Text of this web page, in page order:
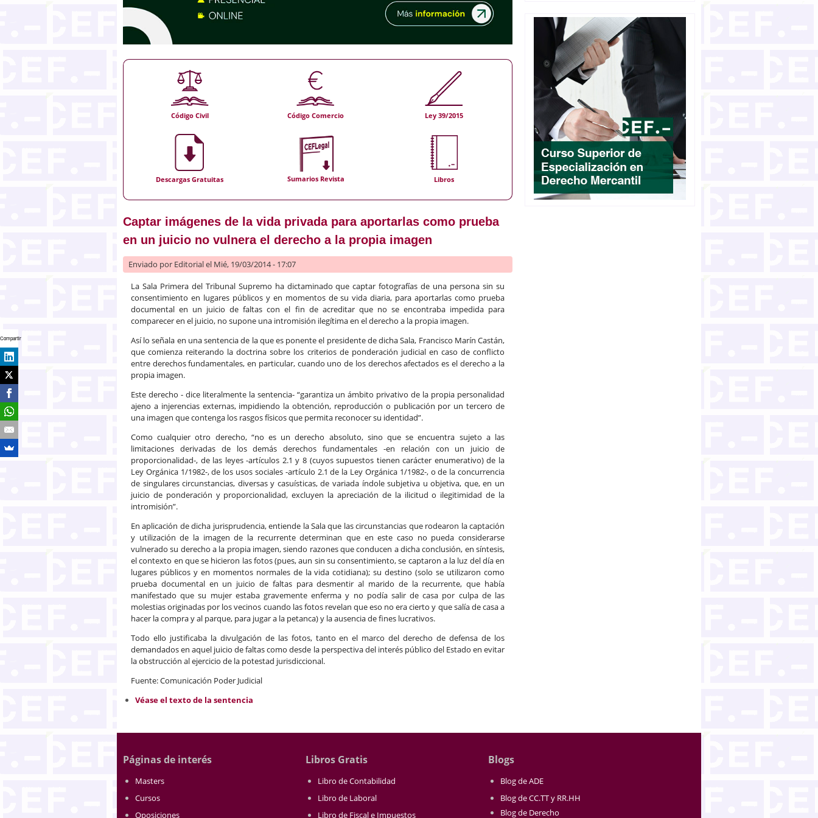
Código Civil Código Comercio Ley 39/2015
Descargas Gratuitas Sumarios Revista Libros
Captar imágenes de la vida privada para aportarlas como prueba
en un juicio no vulnera el derecho a la propia imagen
Enviado por Editorialel Mié, 19/03/2014 - 17:07
La Sala Primera del Tribunal Supremo ha dictaminado que captar fotografías de una persona sin su
consentimiento en lugares públicos y en momentos de su vida diaria, para aportarlas como prueba
documental en un juicio de faltas con el fin de acreditar que no se encontraba impedida para
comparecer en el juicio, no supone una intromisión ilegítima en el derecho a la propia imagen.
Así lo señala en una sentencia de la que es ponente el presidente de dicha Sala, Francisco Marín Castán,
que comienza reiterando la doctrina sobre los criterios de ponderación judicial en caso de conflicto
entre derechos fundamentales, en particular, cuando uno de los derechos afectados es el derecho a la
propia imagen.
Este derecho - dice literalmente la sentencia- “garantiza un ámbito privativo de la propia personalidad
ajeno a injerencias externas, impidiendo la obtención, reproducción o publicación por un tercero de
una imagen que contenga los rasgos físicos que permita reconocer su identidad”.
Como cualquier otro derecho, “no es un derecho absoluto, sino que se encuentra sujeto a las
limitaciones derivadas de los demás derechos fundamentales -en relación con un juicio de
proporcionalidad-, de las leyes -artículos 2.1 y 8 (cuyos supuestos tienen carácter enumerativo) de la
Ley Orgánica 1/1982-, de los usos sociales -artículo 2.1 de la Ley Orgánica 1/1982-, o de la concurrencia
de singulares circunstancias, diversas y casuísticas, de variada índole subjetiva u objetiva, que, en un
juicio de ponderación y proporcionalidad, excluyen la apreciación de la ilicitud o ilegitimidad de la
intromisión”.
En aplicación de dicha jurisprudencia, entiende la Sala que las circunstancias que rodearon la captación
y utilización de la imagen de la recurrente determinan que en este caso no pueda considerarse
vulnerado su derecho a la propia imagen, siendo razones que conducen a dicha conclusión, en síntesis,
el contexto en que se hicieron las fotos (pues, aun sin su consentimiento, se captaron a la luz del día en
lugares públicos y en momentos normales de la vida cotidiana); su destino (solo se utilizaron como
prueba documental en un juicio de faltas para desmentir al marido de la recurrente, que había
manifestado que su mujer estaba gravemente enferma y no podía salir de casa por culpa de las
molestias originadas por los vecinos cuando las fotos revelan que eso no era cierto y que salía de casa a
hacer la compra y al parque, para jugar a la petanca) y la ausencia de fines lucrativos.
Todo ello justificaba la divulgación de las fotos, tanto en el marco del derecho de defensa de los
demandados en aquel juicio de faltas como desde la perspectiva del interés público del Estado en evitar
la obstrucción al ejercicio de la potestad jurisdiccional.
Fuente: Comunicación Poder Judicial
Véase el texto de la sentencia
Páginas de interés
Masters
Cursos
Oposiciones
Libros Gratis
Libro de Contabilidad
Libro de Laboral
Libro de Fiscal e Impuestos
Blogs
Blog de ADE
Blog de CC.TT y RR.HH
Blog de Derecho
Compartir